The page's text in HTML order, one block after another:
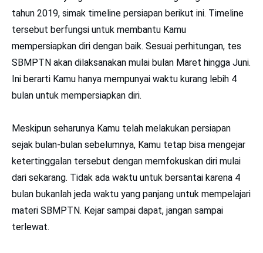
tahun 2019, simak timeline persiapan berikut ini. Timeline
tersebut berfungsi untuk membantu Kamu
mempersiapkan diri dengan baik. Sesuai perhitungan, tes
SBMPTN akan dilaksanakan mulai bulan Maret hingga Juni.
Ini berarti Kamu hanya mempunyai waktu kurang lebih 4
bulan untuk mempersiapkan diri.
Meskipun seharunya Kamu telah melakukan persiapan
sejak bulan-bulan sebelumnya, Kamu tetap bisa mengejar
ketertinggalan tersebut dengan memfokuskan diri mulai
dari sekarang. Tidak ada waktu untuk bersantai karena 4
bulan bukanlah jeda waktu yang panjang untuk mempelajari
materi SBMPTN. Kejar sampai dapat, jangan sampai
terlewat.